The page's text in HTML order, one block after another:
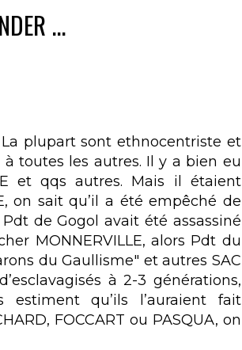
...
plupart sont ethnocentriste et
toutes les autres. Il y a bien eu
et qqs autres. Mais il étaient
on sait qu’il a été empêché de
de Gogol avait été assassiné
MONNERVILLE, alors Pdt du
du Gaullisme" et autres SAC
à 2-3 générations,
qu’ils l’auraient fait
FOCCART ou PASQUA, on